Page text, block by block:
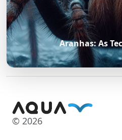
Aranhas: As
© 2026